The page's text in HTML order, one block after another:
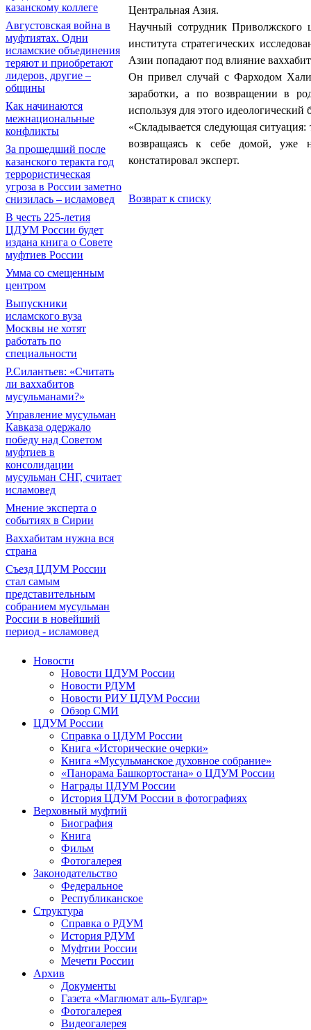
казанскому коллеге
Августовская война в
муфтиятах. Одни
исламские объединения
теряют и приобретают
лидеров, другие –
общины
Как начинаются
межнациональные
конфликты
За прошедший после
казанского теракта год
террористическая
угроза в России заметно
снизилась – исламовед
В честь 225-летия
ЦДУМ России будет
издана книга о Совете
муфтиев России
Умма со смещенным
центром
Выпускники
исламского вуза
Москвы не хотят
работать по
специальности
Р.Силантьев: «Считать
ли ваххабитов
мусульманами?»
Управление мусульман
Кавказа одержало
победу над Советом
муфтиев в
консолидации
мусульман СНГ, считает
исламовед
Мнение эксперта о
событиях в Сирии
Ваххабитам нужна вся
страна
Съезд ЦДУМ России
стал самым
представительным
собранием мусульман
России в новейший
период - исламовед
Центральная Азия.
Научный сотрудник Приволжского
института стратегических
Азии попадают под влияние
Он привел случай с Фарходом
заработки, а по возвращении в
используя для этого
«Складывается следующая
возвращаясь к себе домой, уже
констатировал эксперт.
Возврат к списку
Новости
Новости ЦДУМ России
Новости РДУМ
Новости РИУ ЦДУМ России
Обзор СМИ
ЦДУМ России
Справка о ЦДУМ России
Книга «Исторические очерки»
Книга «Мусульманское духовное собрание»
«Панорама Башкортостана» о ЦДУМ России
Награды ЦДУМ России
История ЦДУМ России в фотографиях
Верховный муфтий
Биография
Книга
Фильм
Фотогалерея
Законодательство
Федеральное
Республиканское
Структура
Справка о РДУМ
История РДУМ
Муфтии России
Мечети России
Архив
Документы
Газета «Маглюмат аль-Булгар»
Фотогалерея
Видеогалерея